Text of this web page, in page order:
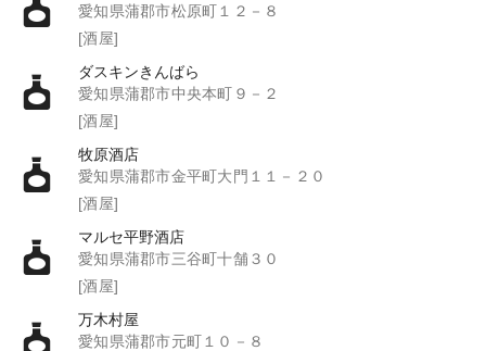
愛知県蒲郡市松原町１２－８
[酒屋]
ダスキンきんばら
愛知県蒲郡市中央本町９－２
[酒屋]
牧原酒店
愛知県蒲郡市金平町大門１１－２０
[酒屋]
マルセ平野酒店
愛知県蒲郡市三谷町十舗３０
[酒屋]
万木村屋
愛知県蒲郡市元町１０－８